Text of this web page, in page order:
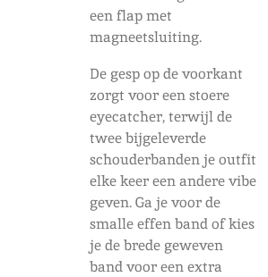
een flap met
magneetsluiting.
De gesp op de voorkant
zorgt voor een stoere
eyecatcher, terwijl de
twee bijgeleverde
schouderbanden je outfit
elke keer een andere vibe
geven. Ga je voor de
smalle effen band of kies
je de brede geweven
band voor een extra